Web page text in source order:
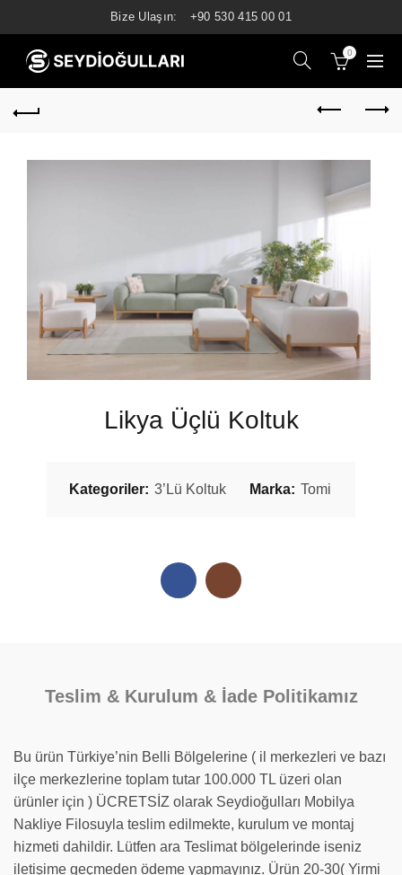
Bize Ulaşın: +90 530 415 00 01
0
Likya Üçlü Koltuk
Kategoriler: 3’Lü Koltuk Marka: Tomi
Teslim & Kurulum & İade Politikamız
Bu ürün Türkiye’nin Belli Bölgelerine ( il merkezleri ve bazı
ilçe merkezlerine toplam tutar 100.000 TL üzeri olan
ürünler için ) ÜCRETSİZ olarak Seydioğulları Mobilya
Nakliye Filosuyla teslim edilmekte, kurulum ve montaj
hizmeti dahildir. Lütfen ara Teslimat bölgelerinde iseniz
iletişime geçmeden ödeme yapmayınız. Ürün 20-30( Yirmi